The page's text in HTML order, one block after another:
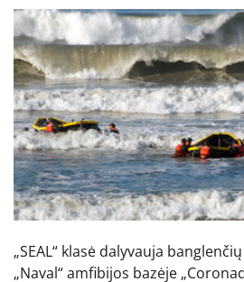
„SEAL“ klasė dalyvauja
„Naval“ amfibijos bazėje